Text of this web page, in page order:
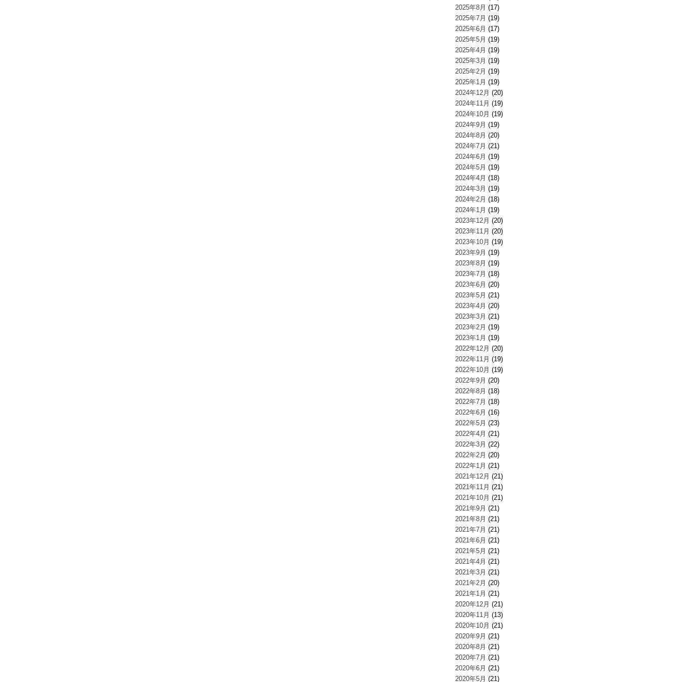
2025年8月 (17)
2025年7月 (19)
2025年6月 (17)
2025年5月 (19)
2025年4月 (19)
2025年3月 (19)
2025年2月 (19)
2025年1月 (19)
2024年12月 (20)
2024年11月 (19)
2024年10月 (19)
2024年9月 (19)
2024年8月 (20)
2024年7月 (21)
2024年6月 (19)
2024年5月 (19)
2024年4月 (18)
2024年3月 (19)
2024年2月 (18)
2024年1月 (19)
2023年12月 (20)
2023年11月 (20)
2023年10月 (19)
2023年9月 (19)
2023年8月 (19)
2023年7月 (18)
2023年6月 (20)
2023年5月 (21)
2023年4月 (20)
2023年3月 (21)
2023年2月 (19)
2023年1月 (19)
2022年12月 (20)
2022年11月 (19)
2022年10月 (19)
2022年9月 (20)
2022年8月 (18)
2022年7月 (18)
2022年6月 (16)
2022年5月 (23)
2022年4月 (21)
2022年3月 (22)
2022年2月 (20)
2022年1月 (21)
2021年12月 (21)
2021年11月 (21)
2021年10月 (21)
2021年9月 (21)
2021年8月 (21)
2021年7月 (21)
2021年6月 (21)
2021年5月 (21)
2021年4月 (21)
2021年3月 (21)
2021年2月 (20)
2021年1月 (21)
2020年12月 (21)
2020年11月 (13)
2020年10月 (21)
2020年9月 (21)
2020年8月 (21)
2020年7月 (21)
2020年6月 (21)
2020年5月 (21)